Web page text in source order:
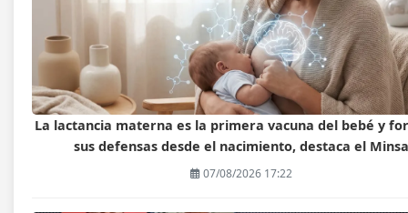
La lactancia materna es la primera vacuna del bebé y
sus defensas desde el nacimiento, destaca el Minsa
07/08/2026 17:22